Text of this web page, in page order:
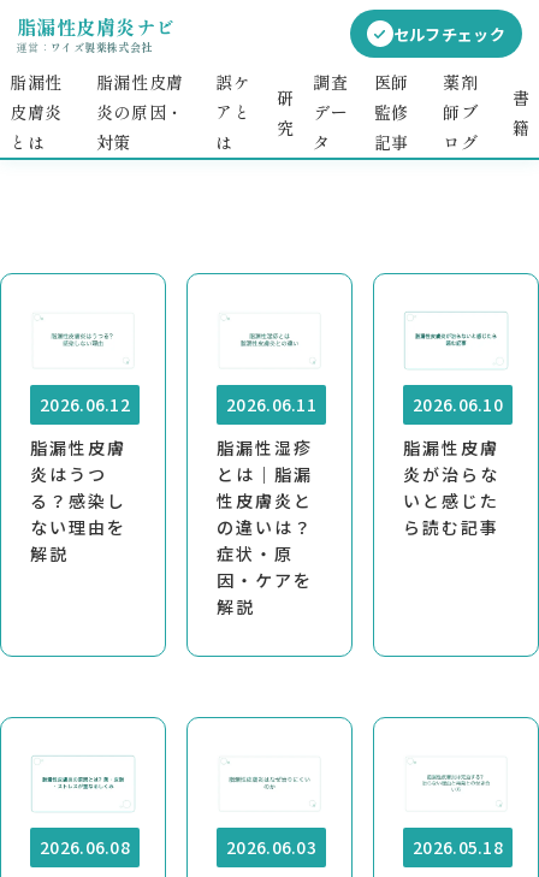
脂漏性皮膚炎ナビ
運営： ワイズ製薬株式会社
セルフチェック
脂漏性
皮膚炎
とは
脂漏性皮膚
炎の原因・
対策​​
誤ケ
アと
は
研
究
調査
デー
タ
医師
監修
記事
薬剤
師ブ
ログ
書
籍
脂漏性皮膚炎とは
2026.06.12
脂漏性皮膚
炎はうつ
る？感染し
ない理由を
解説
2026.06.11
脂漏性湿疹
とは｜脂漏
性皮膚炎と
の違いは？
症状・原
因・ケアを
解説
2026.06.10
脂漏性皮膚
炎が治らな
いと感じた
ら読む記事
2026.06.08
2026.06.03
2026.05.18